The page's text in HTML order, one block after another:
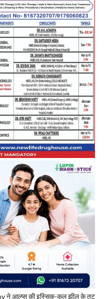
ने आल्प्स की इस्सिक-कुल झील के तट